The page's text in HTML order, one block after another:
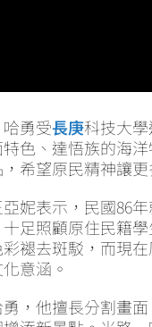
勇受長庚科技大
色、達悟族的海
希望原民精神讓
妮表示，民國86
足照顧原住民籍
褪去斑駁，而現
意涵。
，他擅長分割畫